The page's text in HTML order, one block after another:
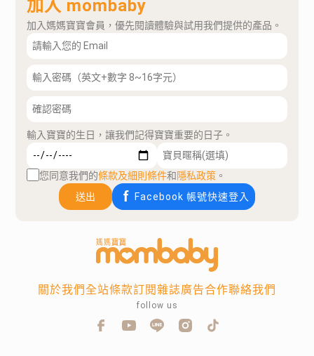
加入 mombaby
加入媽媽寶寶會員，優先閱讀體驗與試用我們提供的產品。
輸入寶寶的生日，讓我們記得寶寶重要的日子。
您同意我們的條款及細則條件和隱私政策 。
送出
Facebook 帳號快速登入
關於我們全站條款訂閱雜誌廣告合作聯絡我們
follow us